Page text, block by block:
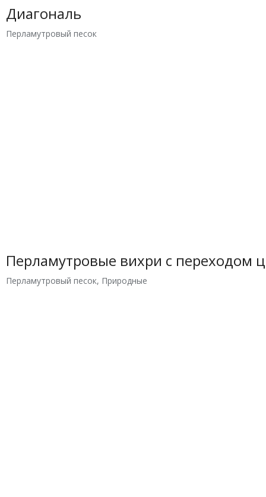
Диагональ
Перламутровый песок
Перламутровые вихри с переходом
Перламутровый песок, Природные